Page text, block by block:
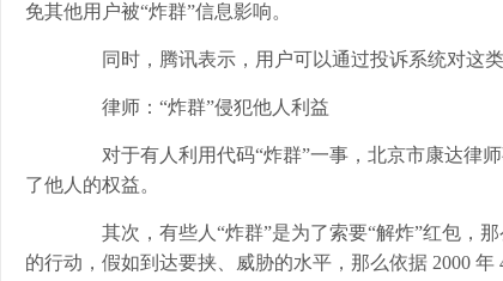
免其他用户被“炸群”信息影响。
同时，腾讯表示，用户可以通过投诉系统对这类
律师：“炸群”侵犯他人利益
对于有人利用代码“炸群”一事，北京市康达律师
了他人的权益。
其次，有些人“炸群”是为了索要“解炸”红包，那
的行动，假如到达要挟、威胁的水平，那么依据 2000